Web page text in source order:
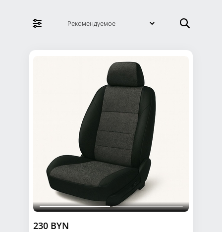
230 BYN